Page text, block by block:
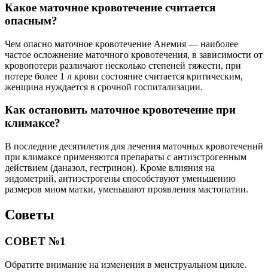
Какое маточное кровотечение считается
опасным?
Чем опасно маточное кровотечение Анемия — наиболее
частое осложнение маточного кровотечения, в зависимости от
кровопотери различают несколько степеней тяжести, при
потере более 1 л крови состояние считается критическим,
женщина нуждается в срочной госпитализации.
Как остановить маточное кровотечение при
климаксе?
В последние десятилетия для лечения маточных кровотечений
при климаксе применяются препараты с антиэстрогенным
действием (даназол, гестринон). Кроме влияния на
эндометрий, антиэстрогены способствуют уменьшению
размеров миом матки, уменьшают проявления мастопатии.
Советы
СОВЕТ №1
Обратите внимание на изменения в менструальном цикле.